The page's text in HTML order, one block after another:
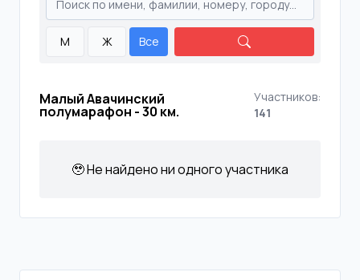
М Ж Все
Малый Авачинский
полумарафон - 30 км.
Участников:
141
🥹 Не найдено ни одного участника